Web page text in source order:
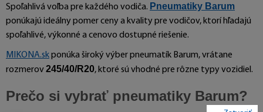
Spoľahlivá voľba pre každého vodiča. Pneumatiky Barum
ponúkajú ideálny pomer ceny a kvality pre vodičov, ktorí hľadajú
spoľahlivé, výkonné a cenovo dostupné riešenie.
MIKONA.skponúka široký výber pneumatík Barum, vrátane
rozmerov245/40/R20, ktoré sú vhodné pre rôzne typy vozidiel.
Prečo si vybrať pneumatiky Barum?